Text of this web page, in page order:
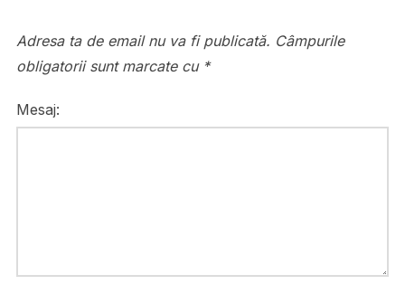
Adresa ta de email nu va fi publicată. Câmpurile
obligatorii sunt marcate cu *
Mesaj: